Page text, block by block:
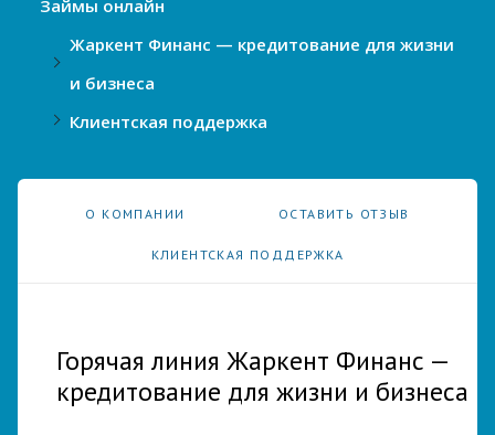
Займы онлайн
Жаркент Финанс — кредитование для жизни
и бизнеса
Клиентская поддержка
О КОМПАНИИ ОСТАВИТЬ ОТЗЫВ
КЛИЕНТСКАЯ ПОДДЕРЖКА
Горячая линия Жаркент Финанс —
кредитование для жизни и бизнеса